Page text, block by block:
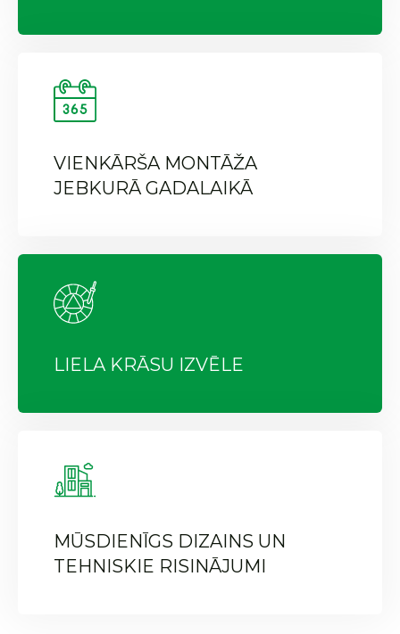
VIENKĀRŠA MONTĀŽA
JEBKURĀ GADALAIKĀ
LIELA KRĀSU IZVĒLE
MŪSDIENĪGS DIZAINS UN
TEHNISKIE RISINĀJUMI